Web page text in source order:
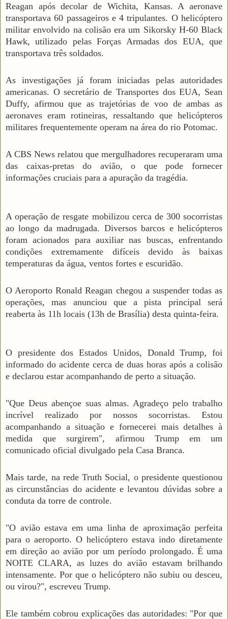
Reagan após decolar de Wichita, Kansas. A aeronave
transportava 60 passageiros e 4 tripulantes. O helicóptero
militar envolvido na colisão era um Sikorsky H-60 Black
Hawk, utilizado pelas Forças Armadas dos EUA, que
transportava três soldados.
As investigações já foram iniciadas pelas autoridades
americanas. O secretário de Transportes dos EUA, Sean
Duffy, afirmou que as trajetórias de voo de ambas as
aeronaves eram rotineiras, ressaltando que helicópteros
militares frequentemente operam na área do rio Potomac.
A CBS News relatou que mergulhadores recuperaram uma
das caixas-pretas do avião, o que pode fornecer
informações cruciais para a apuração da tragédia.
A operação de resgate mobilizou cerca de 300 socorristas
ao longo da madrugada. Diversos barcos e helicópteros
foram acionados para auxiliar nas buscas, enfrentando
condições extremamente difíceis devido às baixas
temperaturas da água, ventos fortes e escuridão.
O Aeroporto Ronald Reagan chegou a suspender todas as
operações, mas anunciou que a pista principal será
reaberta às 11h locais (13h de Brasília) desta quinta-feira.
O presidente dos Estados Unidos, Donald Trump, foi
informado do acidente cerca de duas horas após a colisão
e declarou estar acompanhando de perto a situação.
"Que Deus abençoe suas almas. Agradeço pelo trabalho
incrível realizado por nossos socorristas. Estou
acompanhando a situação e fornecerei mais detalhes à
medida que surgirem", afirmou Trump em um
comunicado oficial divulgado pela Casa Branca.
Mais tarde, na rede Truth Social, o presidente questionou
as circunstâncias do acidente e levantou dúvidas sobre a
conduta da torre de controle.
"O avião estava em uma linha de aproximação perfeita
para o aeroporto. O helicóptero estava indo diretamente
em direção ao avião por um período prolongado. É uma
NOITE CLARA, as luzes do avião estavam brilhando
intensamente. Por que o helicóptero não subiu ou desceu,
ou virou?", escreveu Trump.
Ele também cobrou explicações das autoridades: "Por que